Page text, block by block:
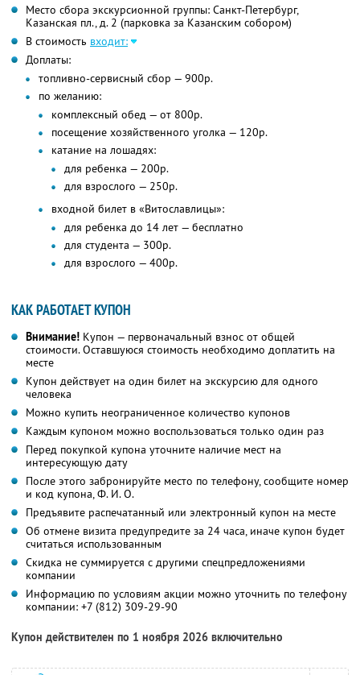
Место сбора экскурсионной группы: Санкт-Петербург,
Казанская пл., д. 2 (парковка за Казанским собором)
В стоимость входит:
Доплаты:
топливно-сервисный сбор — 900р.
по желанию:
комплексный обед — от 800р.
посещение хозяйственного уголка — 120р.
катание на лошадях:
для ребенка — 200р.
для взрослого — 250р.
входной билет в «Витославлицы»:
для ребенка до 14 лет — бесплатно
для студента — 300р.
для взрослого — 400р.
КАК РАБОТАЕТ КУПОН
Внимание! Купон — первоначальный взнос от общей
стоимости. Оставшуюся стоимость необходимо доплатить на
месте
Купон действует на один билет на экскурсию для одного
человека
Можно купить неограниченное количество купонов
Каждым купоном можно воспользоваться только один раз
Перед покупкой купона уточните наличие мест на
интересующую дату
После этого забронируйте место по телефону, сообщите номер
и код купона,Ф. И. О.
Предъявите распечатанный или электронный купон на месте
Об отмене визита предупредите за 24 часа, иначе купон будет
считаться использованным
Скидка не суммируется с другими спецпредложениями
компании
Информацию по условиям акции можно уточнить по телефону
компании: +7 (812) 309-29-90
Купон действителен по 1 ноября 2026 включительно